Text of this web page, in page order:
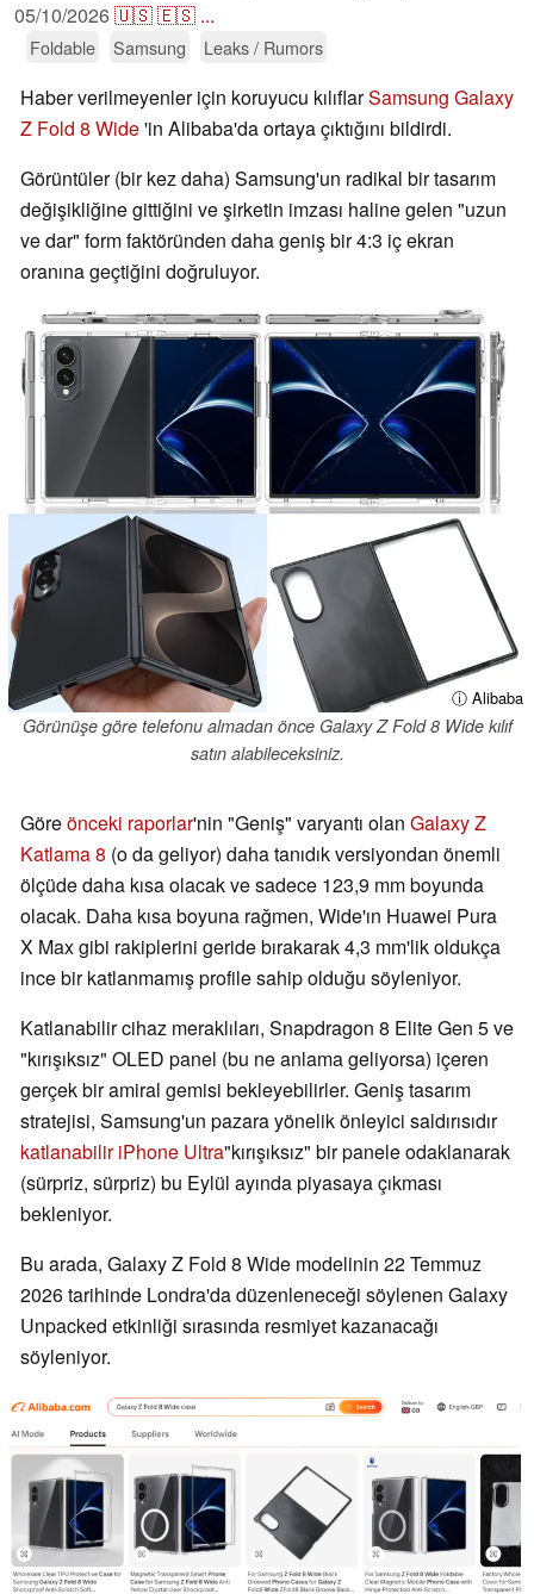
05/10/2026🇺🇸🇪🇸 ...
Foldable Samsung Leaks / Rumors
Haber verilmeyenler için koruyucu kılıflarSamsung Galaxy
Z Fold 8 Wide'in Alibaba'da ortaya çıktığını bildirdi.
Görüntüler (bir kez daha) Samsung'un radikal bir tasarım
değişikliğine gittiğini ve şirketin imzası haline gelen "uzun
ve dar" form faktöründen daha geniş bir 4:3 iç ekran
oranına geçtiğini doğruluyor.
ⓘ Alibaba
Görünüşe göre telefonu almadan önce Galaxy Z Fold 8 Wide kılıf
satın alabileceksiniz.
Göreönceki raporlar'nin "Geniş" varyantı olan Galaxy Z
Katlama 8 (o da geliyor) daha tanıdık versiyondan önemli
ölçüde daha kısa olacak ve sadece 123,9 mm boyunda
olacak. Daha kısa boyuna rağmen, Wide'ın Huawei Pura
X Max gibi rakiplerini geride bırakarak 4,3 mm'lik oldukça
ince bir katlanmamış profile sahip olduğu söyleniyor.
Katlanabilir cihaz meraklıları, Snapdragon 8 Elite Gen 5 ve
"kırışıksız" OLED panel (bu ne anlama geliyorsa) içeren
gerçek bir amiral gemisi bekleyebilirler. Geniş tasarım
stratejisi, Samsung'un pazara yönelik önleyici saldırısıdır
katlanabilir iPhone Ultra"kırışıksız" bir panele odaklanarak
(sürpriz, sürpriz) bu Eylül ayında piyasaya çıkması
bekleniyor.
Bu arada, Galaxy Z Fold 8 Wide modelinin 22 Temmuz
2026 tarihinde Londra'da düzenleneceği söylenen Galaxy
Unpacked etkinliği sırasında resmiyet kazanacağı
söyleniyor.